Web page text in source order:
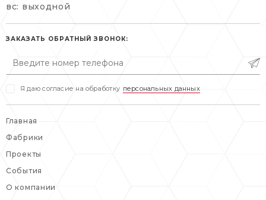
пн-пт: 10:00-20:00
сб, вс: выходной
пн-пт: 10:00-19:00
сб: выходной
вс: выходной
ЗАКАЗАТЬ ОБРАТНЫЙ ЗВОНОК:
Я даю согласие на обработку персональных данных
Главная
Фабрики
Проекты
События
О компании